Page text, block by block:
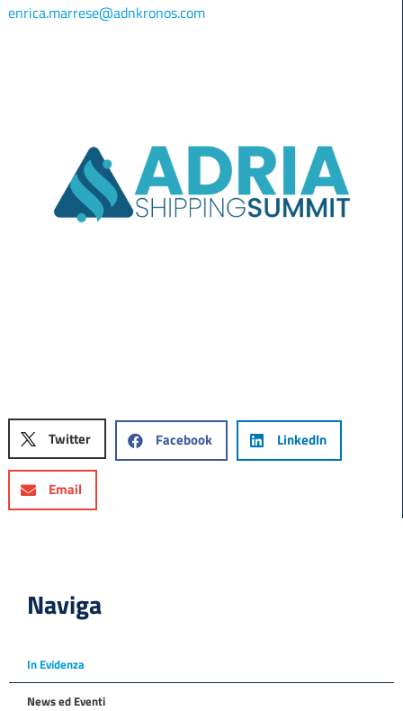
enrica.marrese@adnkronos.com
Twitter Facebook LinkedIn
Email
Naviga
In Evidenza
News ed Eventi